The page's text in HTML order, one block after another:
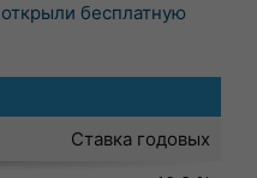
бесплатную
Ставка годовых